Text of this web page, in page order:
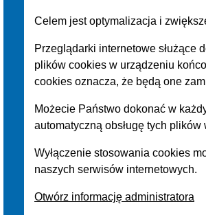
Celem jest optymalizacja i
Przeglądarki internetowe służące
plików cookies w urządzeniu
cookies oznacza, że będą one
Możecie Państwo dokonać w
automatyczną obsługę tych
Wyłączenie stosowania cookies
naszych serwisów internetowych.
Otwórz informację administratora